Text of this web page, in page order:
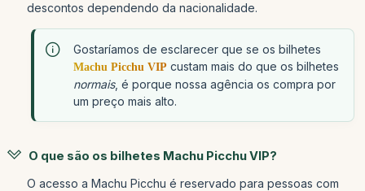
descontos dependendo da nacionalidade.
Gostaríamos de esclarecer que se os bilhetes
Machu Picchu VIP custam mais do que os bilhetes
normais, é porque nossa agência os compra por
um preço mais alto.
O que são os bilhetes Machu Picchu VIP?
O acesso a Machu Picchu é reservado para pessoas com